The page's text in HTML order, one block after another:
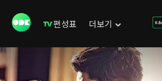
편성표 더보기